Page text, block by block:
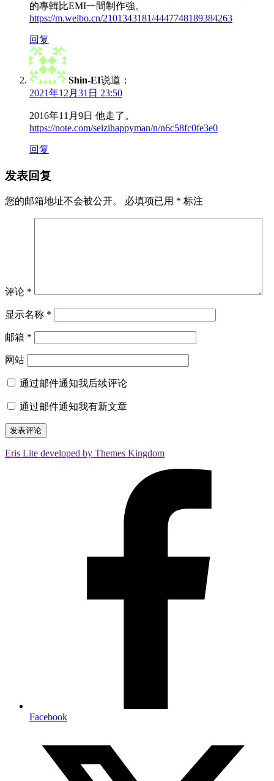
的專輯比EMI一間制作強。
https://m.weibo.cn/2101343181/4447748189384263
回复
Shin-EI说道：
2021年12月31日 23:50
2016年11月9日 他走了。
https://note.com/seizihappyman/n/n6c58fc0fe3e0
回复
发表回复
您的邮箱地址不会被公开。 必填项已用 * 标注
评论 *
显示名称 *
邮箱 *
网站
通过邮件通知我后续评论
通过邮件通知我有新文章
Eris Lite developed by Themes Kingdom
Facebook